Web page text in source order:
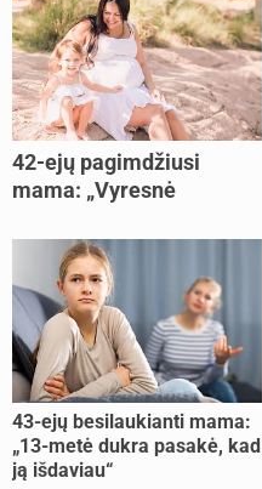
42-ejų pagimdžiusi
mama: „Vyresnė
lengviau“
43-ejų besilaukianti mama:
„13-metė dukra pasakė, kad
ją išdaviau“